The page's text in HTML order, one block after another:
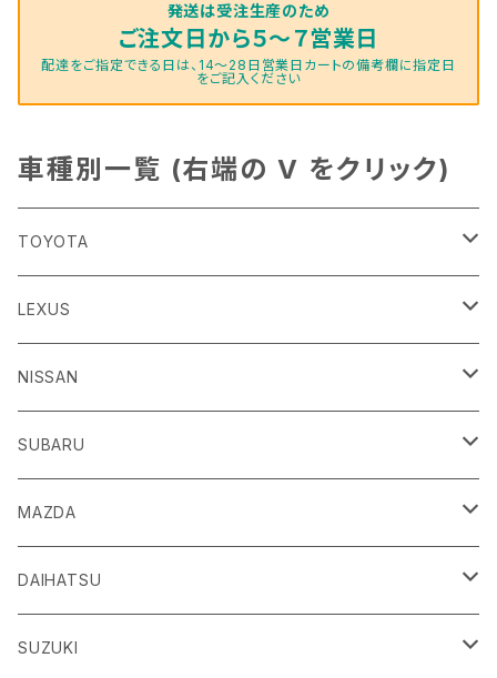
発送は受注生産のため
ご注文日から５～７営業日
配達をご指定できる日は、14～28日営業日カートの備考欄に指定日
をご記入ください
車種別一覧 (右端の V をクリック)
TOYOTA
86
H24/4～R3/8 ZN6
GR86
R3/10～ ZN8
ｂＢ
H17/12～H28/8 20系
ｂZ４X
R4/5~ XEAM10/11/15・YEAM15
Ｃ-ＨＲ
H28/12~ 10/50系
ＦＪクルーザー
LEXUS
ＣＴ
H23/1～R4/11
ＥＳ
H30/10～
ＧＳ
H24/1～R2/7
ＨＳ
H21/7～H30/3
ＩＳ
NISSAN
ＡＤ
H18/12～ Y12
ＧＴ－Ｒ
H19/12～ R35
ＮＴ１００クリッパートラック
H25/12～ DR16T
ＮV１００クリッパーバン/リオ
SUBARU
ＢＲＺ
H24/3～R3/8 ZC6
R3/8～ ZD8
ＷＲＸ Ｓ４/ＳＴＩ
H26/8～R3/3 VA系
ＸＶ/ＸＶハイブリット
MAZDA
ＣＸ－３
H27/2～ DK系
ＣＸ－５
DAIHATSU
アトレー
SUZUKI